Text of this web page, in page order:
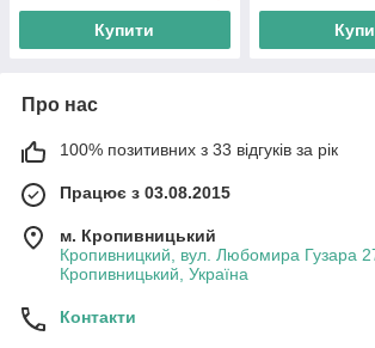
Купити
Про нас
100% позитивних з 33 відгуків за рік
Працює з 03.08.2015
м. Кропивницький
Кропивницкий, вул. Любомира Гузара
Кропивницький, Україна
Контакти